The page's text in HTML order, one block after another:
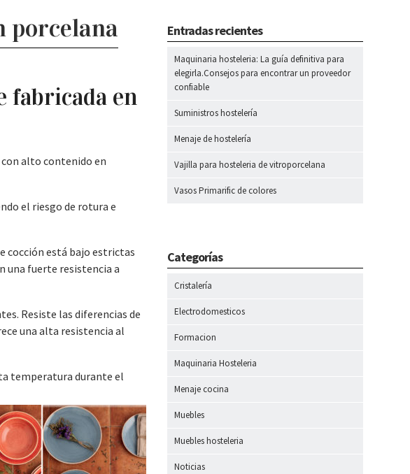
porcelana
fabricada en
con alto contenido en
el riesgo de rotura e
cocción está bajo estrictas
una fuerte resistencia a
Resiste las diferencias de
una alta resistencia al
temperatura durante el
Entradas recientes
Maquinaria hosteleria: La guía definitiva para
elegirla.Consejos para encontrar un proveedor
confiable
Suministros hostelería
Menaje de hostelería
Vajilla para hosteleria de vitroporcelana
Vasos Primarific de colores
Categorías
Cristalería
Electrodomesticos
Formacion
Maquinaria Hosteleria
Menaje cocina
Muebles
Muebles hosteleria
Noticias